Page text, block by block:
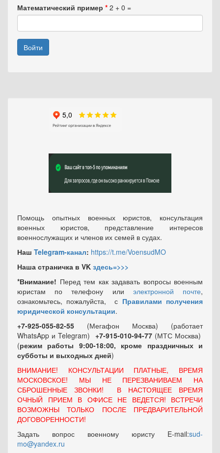
Математический пример * 2 + 0 =
Войти
Помощь опытных военных юристов, консультация
военных юристов, представление интересов
военнослужащих и членов их семей в судах.
Наш Telegram-канал: https://t.me/VoensudMO
Наша страничка в VK здесь=>>>
*Внимание! Перед тем как задавать вопросы военным
юристам по телефону или электронной почте,
ознакомьтесь, пожалуйста, с Правилами получения
юридической консультации.
+7-925-055-82-55 (Мегафон Москва) (работает
WhatsApp и Telegram) +7-915-010-94-77 (МТС Москва)
(режим работы 9:00-18:00, кроме праздничных и
субботы и выходных дней)
ВНИМАНИЕ! КОНСУЛЬТАЦИИ ПЛАТНЫЕ, ВРЕМЯ
МОСКОВСКОЕ! МЫ НЕ ПЕРЕЗВАНИВАЕМ НА
СБРОШЕННЫЕ ЗВОНКИ! В НАСТОЯЩЕЕ ВРЕМЯ
ОЧНЫЙ ПРИЕМ В ОФИСЕ НЕ ВЕДЕТСЯ! ВСТРЕЧИ
ВОЗМОЖНЫ ТОЛЬКО ПОСЛЕ ПРЕДВАРИТЕЛЬНОЙ
ДОГОВОРЕННОСТИ!
Задать вопрос военному юристу E-mail:sud-
mo@yandex.ru